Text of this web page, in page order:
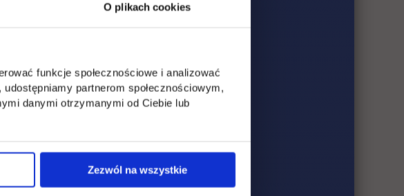
O plikach cookies
funkcje społecznościowe i analizować
partnerom społecznościowym,
danymi otrzymanymi od Ciebie lub
Zezwól na wszystkie